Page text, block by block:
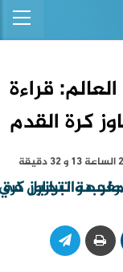
قراءة
كرة القدم